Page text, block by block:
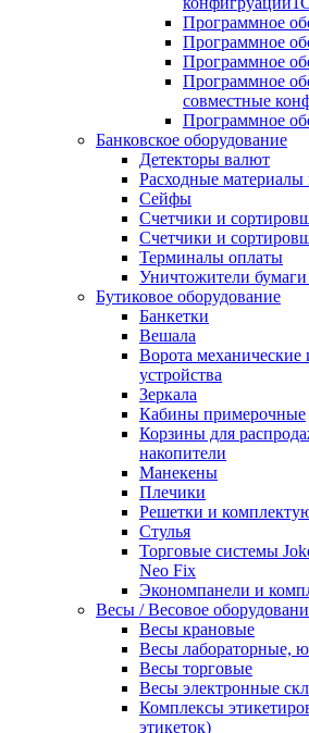
Программное
Программное
Программное
Программное
совместные
Программное
Банковское оборудование
Детекторы валют
Расходные
Сейфы
Счетчики и
Счетчики и
Терминалы оплаты
Уничтожители
Бутиковое оборудование
Банкетки
Вешала
Ворота механические
устройства
Зеркала
Кабины примерочные
Корзины для
накопители
Манекены
Плечики
Решетки и
Стулья
Торговые системы
Neo Fix
Экономпанели и
Весы / Весовое
Весы крановые
Весы лабораторные,
Весы торговые
Весы электронные
Комплексы
этикеток)